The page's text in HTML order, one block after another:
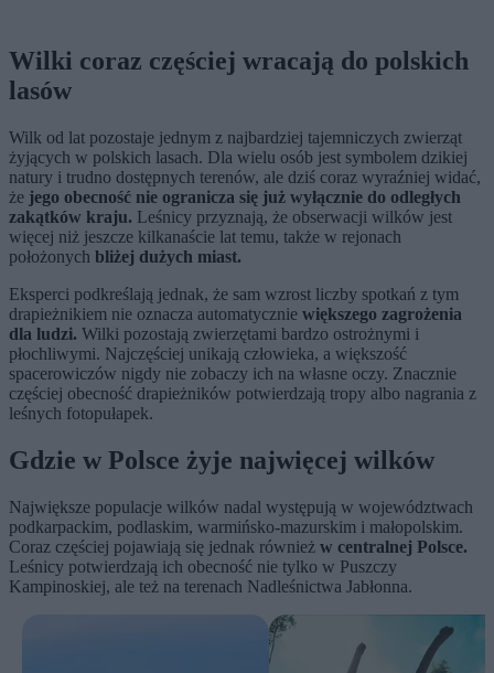
Wilki coraz częściej wracają do polskich
lasów
Wilk od lat pozostaje jednym z najbardziej tajemniczych zwierząt
żyjących w polskich lasach. Dla wielu osób jest symbolem dzikiej
natury i trudno dostępnych terenów, ale dziś coraz wyraźniej widać,
że jego obecność nie ogranicza się już wyłącznie do odległych
zakątków kraju. Leśnicy przyznają, że obserwacji wilków jest
więcej niż jeszcze kilkanaście lat temu, także w rejonach
położonych bliżej dużych miast.
Eksperci podkreślają jednak, że sam wzrost liczby spotkań z tym
drapieżnikiem nie oznacza automatycznie większego zagrożenia
dla ludzi. Wilki pozostają zwierzętami bardzo ostrożnymi i
płochliwymi. Najczęściej unikają człowieka, a większość
spacerowiczów nigdy nie zobaczy ich na własne oczy. Znacznie
częściej obecność drapieżników potwierdzają tropy albo nagrania z
leśnych fotopułapek.
Gdzie w Polsce żyje najwięcej wilków
Największe populacje wilków nadal występują w województwach
podkarpackim, podlaskim, warmińsko-mazurskim i małopolskim.
Coraz częściej pojawiają się jednak również w centralnej Polsce.
Leśnicy potwierdzają ich obecność nie tylko w Puszczy
Kampinoskiej, ale też na terenach Nadleśnictwa Jabłonna.